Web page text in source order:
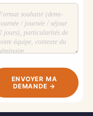
ENVOYER MA
DEMANDE →